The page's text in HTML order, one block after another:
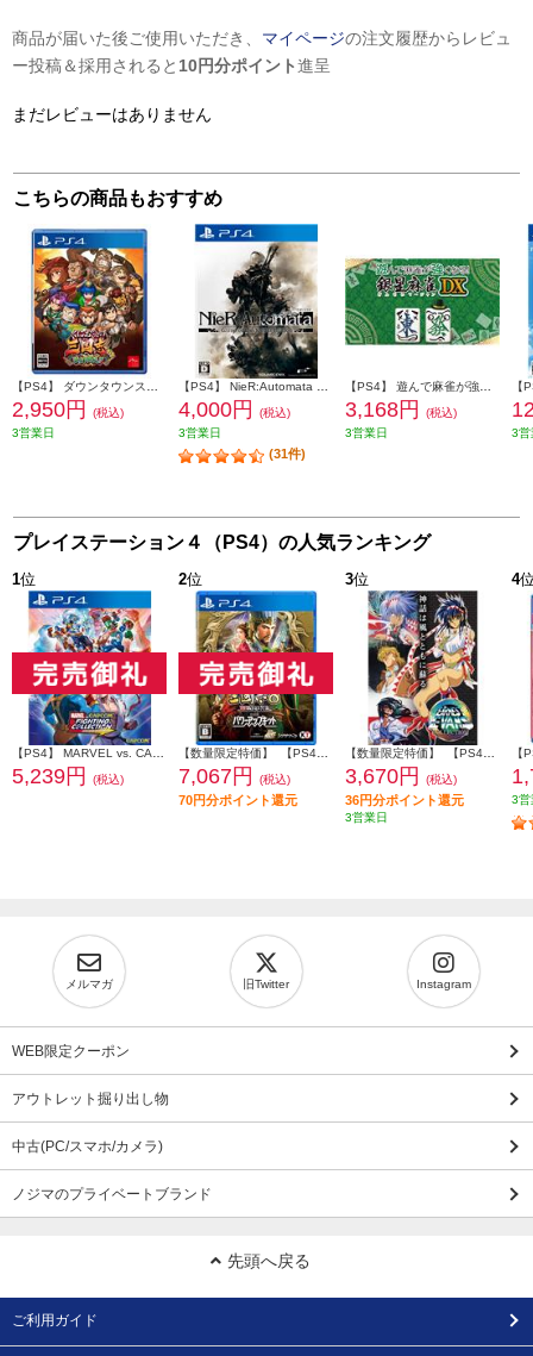
商品が届いた後ご使用いただき、 マイページの注文履歴からレビュ
ー投稿＆採用されると 10円分ポイント進呈
まだレビューはありません
こちらの商品もおすすめ
【PS4】 ダウンタウンスペシャル くにおくんの三国志だよ満員御礼！！
2,950円
(税込)
3営業日
【PS4】 NieR:Automata Game of the YoRHa Edition（ニーア オートマタ ゲーム オブ ザ ヨルハ エディション）
4,000円
(税込)
3営業日
(31件)
【PS4】 遊んで麻雀が強くなる！銀星麻雀DX
3,168円
(税込)
3営業日
3営
プレイステーション４（PS4）の人気ランキング
1位
【PS4】 MARVEL vs. CAPCOM ファイティングコレクション アーケードクラシックス
5,239円 (税込)
2位
【数量限定特価】 【PS4】 三國志8 REMAKE with パワーアップキット 通常版
7,067円 (税込)
70円分ポイント還元
3位
【数量限定特価】 【PS4】 アーネスト・エバンス COLLECTION 通常版
3,670円 (税込)
36円分ポイント還元
3営業日
4
3営
メルマガ 旧Twitter Instagram
WEB限定クーポン
アウトレット掘り出し物
中古(PC/スマホ/カメラ)
ノジマのプライベートブランド
先頭へ戻る
ご利用ガイド